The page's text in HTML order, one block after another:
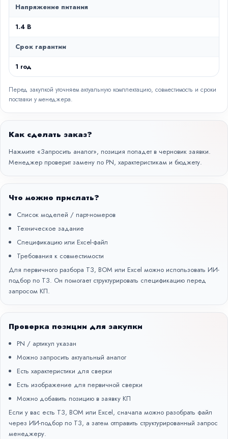
Напряжение питания
1.4 В
Срок гарантии
1 год
Перед закупкой уточняем актуальную комплектацию, совместимость и сроки
поставки у менеджера.
Как сделать заказ?
Нажмите «Запросить аналог», позиция попадет в черновик заявки.
Менеджер проверит замену по PN, характеристикам и бюджету.
Что можно прислать?
Список моделей / парт-номеров
Техническое задание
Спецификацию или Excel-файл
Требования к совместимости
Для первичного разбора ТЗ, BOM или Excel можно использовать ИИ-
подбор по ТЗ. Он помогает структурировать спецификацию перед
запросом КП.
Проверка позиции для закупки
PN / артикул указан
Можно запросить актуальный аналог
Есть характеристики для сверки
Есть изображение для первичной сверки
Можно добавить позицию в заявку КП
Если у вас есть ТЗ, BOM или Excel, сначала можно разобрать файл
через ИИ-подбор по ТЗ, а затем отправить структурированный запрос
менеджеру.